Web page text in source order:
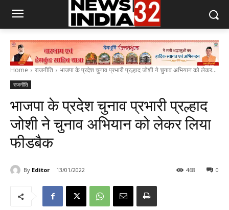
Home राजनीति भाजपा के प्रदेश चुनाव प्रभारी प्रल्हाद जोशी ने चुनाव अभियान को लेकर...
राजनीति
भाजपा के प्रदेश चुनाव प्रभारी प्रल्हाद
जोशी ने चुनाव अभियान को लेकर लिया
फीडबैक
By Editor 13/01/2022 0
468